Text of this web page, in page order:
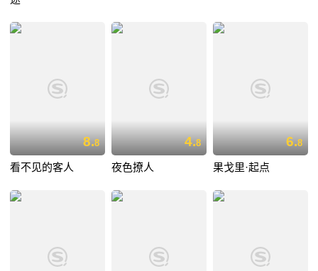
8.8
看不见的客人
4.8
夜色撩人
6.8
果戈里·起点